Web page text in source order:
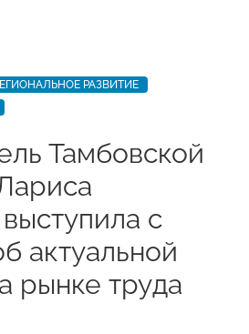
РАЗВИТИЕ
Тамбовской
с
актуальной
рынке труда